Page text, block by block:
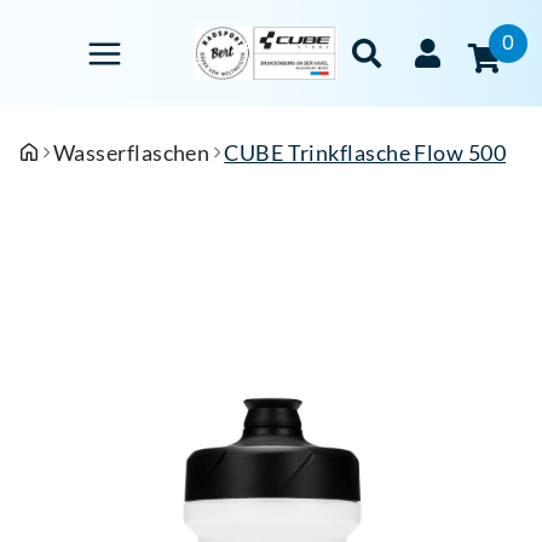
0
Wasserflaschen CUBE Trinkflasche Flow 500